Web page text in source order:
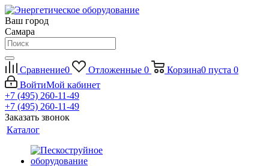
Ваш город
Самара
Сравнение0 Отложенные 0 Корзина0 пуста 0
ВойтиМой кабинет
+7 (495) 260-11-49
+7 (495) 260-11-49
Заказать звонок
Каталог